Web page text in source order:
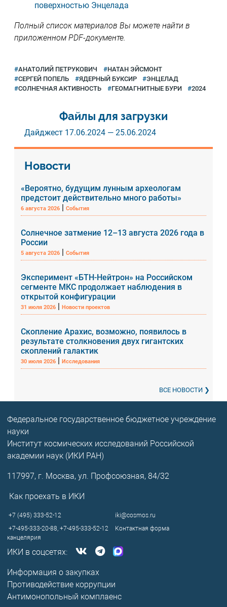
поверхностью Энцелада
Полный список материалов Вы можете найти в
приложенном PDF-документе.
АНАТОЛИЙ ПЕТРУКОВИЧ
НАТАН ЭЙСМОНТ
СЕРГЕЙ ПОПЕЛЬ
ЯДЕРНЫЙ БУКСИР
ЭНЦЕЛАД
СОЛНЕЧНАЯ АКТИВНОСТЬ
ГЕОМАГНИТНЫЕ БУРИ 2024
Файлы для загрузки
Дайджест 17.06.2024 — 25.06.2024
Новости
«Вероятно, будущим лунным археологам
предстоит действительно много работы»
6 августа 2026 |События
Солнечное затмение 12–13 августа 2026 года в
России
5 августа 2026 |События
Эксперимент «БТН-Нейтрон» на Российском
сегменте МКС продолжает наблюдения в
открытой конфигурации
31 июля 2026 |Новости проектов
Скопление Арахис, возможно, появилось в
результате столкновения двух гигантских
скоплений галактик
30 июля 2026 |Исследования
ВСЕ НОВОСТИ
Федеральное государственное бюджетное учреждение
науки
Институт космических исследований Российской
академии наук (ИКИ РАН)
117997, г. Москва, ул. Профсоюзная, 84/32
Как проехать в ИКИ
+7 (495) 333-52-12
iki@cosmos.ru
+7-495-333-20-88,+7-495-333-52-12
канцелярия
Контактная форма
ИКИ в соцсетях:
Информация о закупках
Противодействие коррупции
Антимонопольный комплаенс